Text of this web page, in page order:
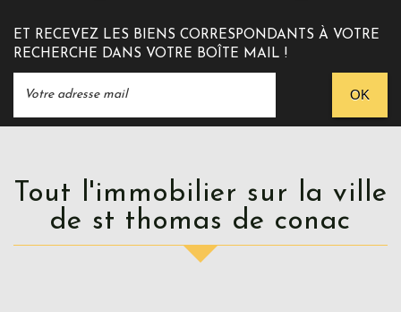
ET RECEVEZ LES BIENS CORRESPONDANTS À VOTRE
RECHERCHE DANS VOTRE BOÎTE MAIL !
OK
Tout l'immobilier sur la ville
de st thomas de conac